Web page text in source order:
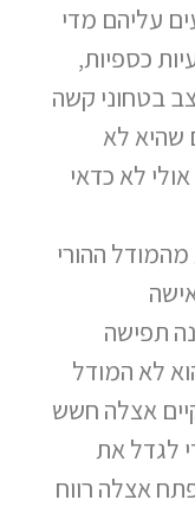
עליהם מדי
כספיות,
בטחוני קשה
שהיא לא
לא כדאי
מהמודל ההורי
תפישה
לא המודל
אצלה חשש
לגדל את
אצלה רווח